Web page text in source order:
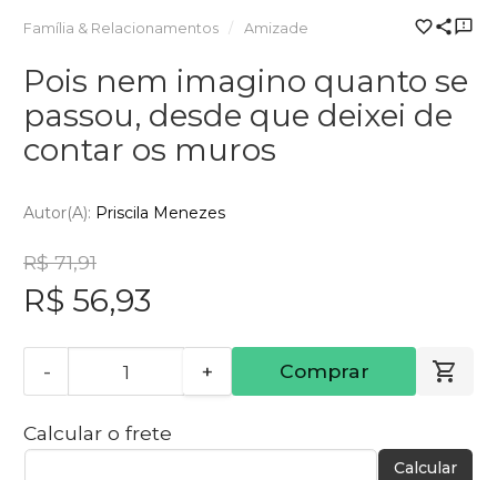
Família & Relacionamentos Amizade
Pois nem imagino quanto se
passou, desde que deixei de
contar os muros
Autor(a): Priscila Menezes
R$ 71,91
R$ 56,93
- + Comprar
Calcular o frete
Calcular